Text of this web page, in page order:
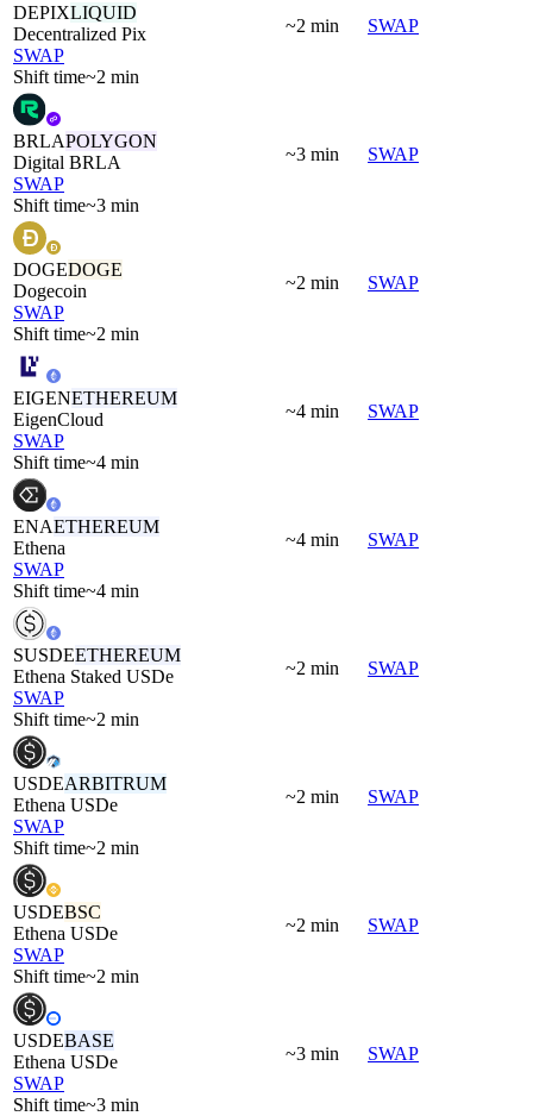
DEPIXLIQUID
Decentralized Pix
SWAP
Shift time~2 min
~2 min SWAP
BRLAPOLYGON
Digital BRLA
SWAP
Shift time~3 min
~3 min SWAP
DOGEDOGE
Dogecoin
SWAP
Shift time~2 min
~2 min SWAP
EIGENETHEREUM
EigenCloud
SWAP
Shift time~4 min
~4 min SWAP
ENAETHEREUM
Ethena
SWAP
Shift time~4 min
~4 min SWAP
SUSDEETHEREUM
Ethena Staked USDe
SWAP
Shift time~2 min
~2 min SWAP
USDEARBITRUM
Ethena USDe
SWAP
Shift time~2 min
~2 min SWAP
USDEBSC
Ethena USDe
SWAP
Shift time~2 min
~2 min SWAP
USDEBASE
Ethena USDe
SWAP
Shift time~3 min
~3 min SWAP